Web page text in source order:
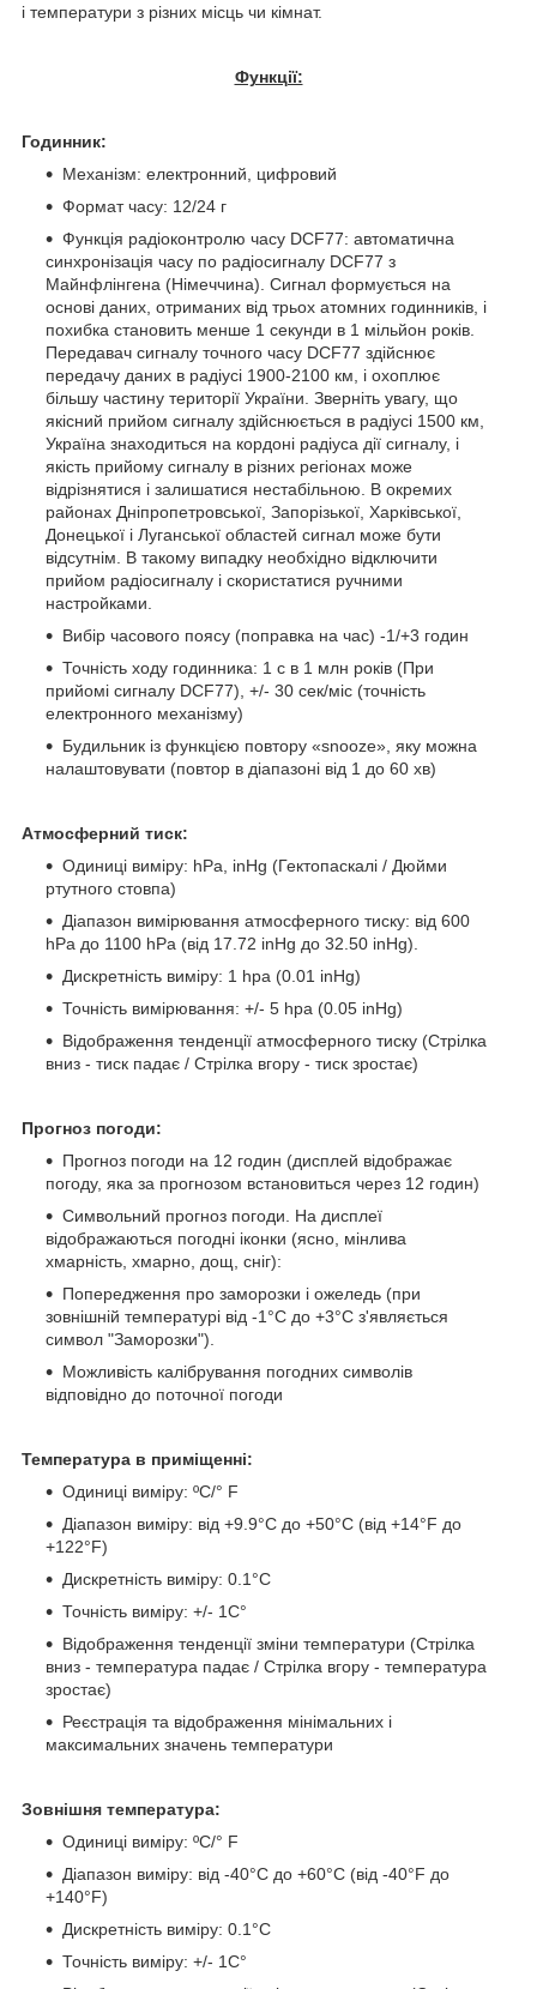
і температури з різних місць чи кімнат.
Функції:
Годинник:
Механізм: електронний, цифровий
Формат часу: 12/24 г
Функція радіоконтролю часу DCF77: автоматична
синхронізація часу по радіосигналу DCF77 з
Майнфлінгена (Німеччина). Сигнал формується на
основі даних, отриманих від трьох атомних годинників, і
похибка становить менше 1 секунди в 1 мільйон років.
Передавач сигналу точного часу DCF77 здійснює
передачу даних в радіусі 1900-2100 км, і охоплює
більшу частину території України. Зверніть увагу, що
якісний прийом сигналу здійснюється в радіусі 1500 км,
Україна знаходиться на кордоні радіуса дії сигналу, і
якість прийому сигналу в різних регіонах може
відрізнятися і залишатися нестабільною. В окремих
районах Дніпропетровської, Запорізької, Харківської,
Донецької і Луганської областей сигнал може бути
відсутнім. В такому випадку необхідно відключити
прийом радіосигналу і скористатися ручними
настройками.
Вибір часового поясу (поправка на час) -1/+3 годин
Точність ходу годинника: 1 с в 1 млн років (При
прийомі сигналу DCF77), +/- 30 сек/міс (точність
електронного механізму)
Будильник із функцією повтору «snooze», яку можна
налаштовувати (повтор в діапазоні від 1 до 60 хв)
Атмосферний тиск:
Одиниці виміру: hPa, inHg (Гектопаскалі / Дюйми
ртутного стовпа)
Діапазон вимірювання атмосферного тиску: від 600
hPa до 1100 hPa (від 17.72 inHg до 32.50 inHg).
Дискретність виміру: 1 hpa (0.01 inHg)
Точність вимірювання: +/- 5 hpa (0.05 inHg)
Відображення тенденції атмосферного тиску (Стрілка
вниз - тиск падає / Стрілка вгору - тиск зростає)
Прогноз погоди:
Прогноз погоди на 12 годин (дисплей відображає
погоду, яка за прогнозом встановиться через 12 годин)
Символьний прогноз погоди. На дисплеї
відображаються погодні іконки (ясно, мінлива
хмарність, хмарно, дощ, сніг):
Попередження про заморозки і ожеледь (при
зовнішній температурі від -1°C до +3°C з'являється
символ "Заморозки").
Можливість калібрування погодних символів
відповідно до поточної погоди
Температура в приміщенні:
Одиниці виміру: ºС/° F
Діапазон виміру: від +9.9°C до +50°C (від +14°F до
+122°F)
Дискретність виміру: 0.1°C
Точність виміру: +/- 1C°
Відображення тенденції зміни температури (Стрілка
вниз - температура падає / Стрілка вгору - температура
зростає)
Реєстрація та відображення мінімальних і
максимальних значень температури
Зовнішня температура:
Одиниці виміру: ºС/° F
Діапазон виміру: від -40°C до +60°C (від -40°F до
+140°F)
Дискретність виміру: 0.1°C
Точність виміру: +/- 1C°